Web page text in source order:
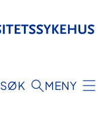
SØK MENY